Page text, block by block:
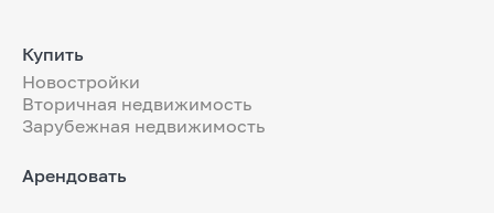
Купить
Новостройки
Вторичная недвижимость
Зарубежная недвижимость
Арендовать